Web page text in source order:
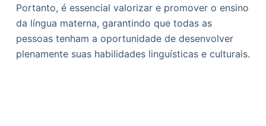
Portanto, é essencial valorizar e promover o ensino
da língua materna, garantindo que todas as
pessoas tenham a oportunidade de desenvolver
plenamente suas habilidades linguísticas e culturais.